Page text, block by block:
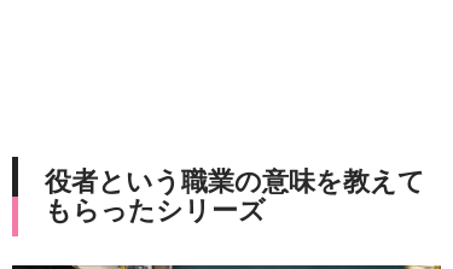
役者という職業の意味を教えて
もらったシリーズ